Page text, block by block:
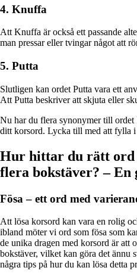
4. Knuffa
Att Knuffa är också ett passande
man pressar eller tvingar något att
5. Putta
Slutligen kan ordet Putta vara ett
Att Putta beskriver att skjuta eller
Nu har du flera synonymer till ordet
ditt korsord. Lycka till med att fylla i
Hur hittar du rätt ord
flera bokstäver? – En
Fösa – ett ord med
Att lösa korsord kan vara en rolig
ibland möter vi ord som fösa som
de unika dragen med korsord är att
bokstäver, vilket kan göra det ännu
några tips på hur du kan lösa detta